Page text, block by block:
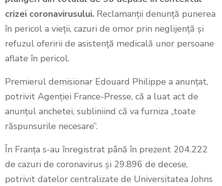
crizei coronavirusului. Reclamanţii denunţă punerea
în pericol a vieţii, cazuri de omor prin neglijenţă şi
refuzul oferirii de asistenţă medicală unor persoane
aflate în pericol.
Premierul demisionar Edouard Philippe a anunţat,
potrivit Agenţiei France-Presse, că a luat act de
anunţul anchetei, subliniind că va furniza „toate
răspunsurile necesare”.
În Franţa s-au înregistrat până în prezent 204.222
de cazuri de coronavirus şi 29.896 de decese,
potrivit datelor centralizate de Universitatea Johns